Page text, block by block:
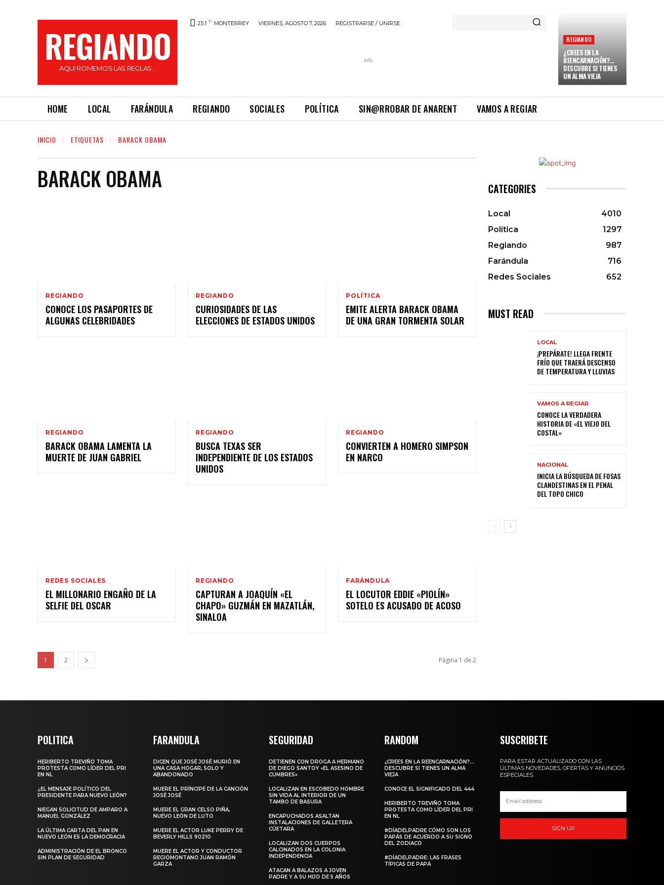
REGIANDO
AQUI ROMEMOS LAS REGLAS...
25.1 C MONTERREY VIERNES, AGOSTO 7, 2026 REGISTRARSE / UNIRSE
REGIANDO
¿CREES EN LA
REENCARNACIÓN?…
DESCUBRE SI TIENES
UN ALMA VIEJA
HOME LOCAL FARÁNDULA REGIANDO SOCIALES POLÍTICA SIN@RROBAR DE ANARENT VAMOS A REGIAR
INICIO ETIQUETAS BARACK OBAMA
BARACK OBAMA
REGIANDO
CONOCE LOS PASAPORTES DE
ALGUNAS CELEBRIDADES
REGIANDO
CURIOSIDADES DE LAS
ELECCIONES DE ESTADOS UNIDOS
POLÍTICA
EMITE ALERTA BARACK OBAMA
DE UNA GRAN TORMENTA SOLAR
REGIANDO
BARACK OBAMA LAMENTA LA
MUERTE DE JUAN GABRIEL
REGIANDO
BUSCA TEXAS SER
INDEPENDIENTE DE LOS ESTADOS
UNIDOS
REGIANDO
CONVIERTEN A HOMERO SIMPSON
REDES SOCIALES
EL MILLONARIO ENGAÑO DE LA
REGIANDO
CAPTURAN A JOAQUÍN «EL
CHAPO» GUZMÁN EN MAZATLÁN,
SINALOA
FARÁNDULA
EL LOCUTOR EDDIE «PIOLÍN»
SOTELO ES ACUSADO DE ACOSO
1 2 Página 1 de 2
CATEGORIES
Local
4010
Política
1297
Regiando
987
Farándula
716
Redes Sociales
652
MUST READ
LOCAL
¡PREPÁRATE! LLEGA FRENTE
FRÍO QUE TRAERÁ DESCENSO
DE TEMPERATURA Y LLUVIAS
VAMOS A REGIAR
CONOCE LA VERDADERA
HISTORIA DE «EL VIEJO DEL
COSTAL»
NACIONAL
INICIA LA BÚSQUEDA DE FOSAS
CLANDESTINAS EN EL PENAL
DEL TOPO CHICO
POLITICA
HERIBERTO TREVIÑO TOMA
PROTESTA COMO LÍDER DEL PRI
EN NL
¿EL MENSAJE POLÍTICO DEL
PRESIDENTE PARA NUEVO LEÓN?
NIEGAN SOLICITUD DE AMPARO A
MANUEL GONZÁLEZ
LA ÚLTIMA CARTA DEL PAN EN
NUEVO LEÓN ES LA DEMOCRACIA
ADMINISTRACIÓN DE EL BRONCO
SIN PLAN DE SEGURIDAD
FARANDULA
DICEN QUE JOSÉ JOSÉ MURIÓ EN
UNA CASA HOGAR, SOLO Y
ABANDONADO
MUERE EL PRÍNCIPE DE LA CANCIÓN
JOSÉ JOSÉ
MUERE EL GRAN CELSO PIÑA,
NUEVO LEÓN DE LUTO
MUERE EL ACTOR LUKE PERRY DE
BEVERLY HILLS 90210
MUERE EL ACTOR Y CONDUCTOR
REGIOMONTANO JUAN RAMÓN
GARZA
SEGURIDAD
DETIENEN CON DROGA A HERMANO
DE DIEGO SANTOY «EL ASESINO DE
CUMBRES»
LOCALIZAN EN ESCOBEDO HOMBRE
SIN VIDA AL INTERIOR DE UN
TAMBO DE BASURA
ENCAPUCHADOS ASALTAN
INSTALACIONES DE GALLETERA
CÚETARA
LOCALIZAN DOS CUERPOS
CALCINADOS EN LA COLONIA
INDEPENDENCIA
ATACAN A BALAZOS A JOVEN
PADRE Y A SU HIJO DE 5 AÑOS
RANDOM
¿CREES EN LA REENCARNACIÓN?…
DESCUBRE SI TIENES UN ALMA
VIEJA
CONOCE EL SIGNIFICADO DEL 444
HERIBERTO TREVIÑO TOMA
PROTESTA COMO LÍDER DEL PRI
EN NL
#DÍADELPADRE CÓMO SON LOS
PAPÁS DE ACUERDO A SU SIGNO
DEL ZODIACO
#DÍADELPADRE: LAS FRASES
TÍPICAS DE PAPÁ
SUSCRIBETE
PARA ESTAR ACTUALIZADO CON LAS
ÚLTIMAS NOVEDADES, OFERTAS Y ANUNCIOS
ESPECIALES.
SIGN UP